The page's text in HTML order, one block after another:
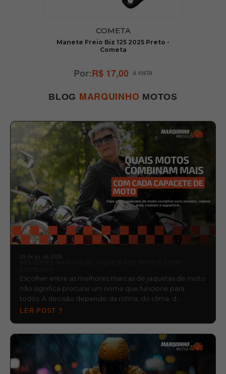
COMETA
Manete Freio Biz 125 2025 Preto -
Cometa
R$ 17,00
BLOG MARQUINHO MOTOS
29 de jul. de 2026
Escolher entre as melhores marcas de jaquetas de moto
não significa procurar um nome que funcione para
todos. A decisão depende da rotina, do clima, d…
LER POST ?